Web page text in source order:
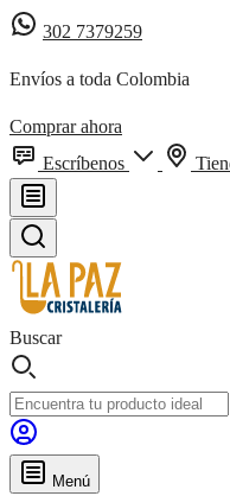
302 7379259
Envíos a toda Colombia
Comprar ahora
Escríbenos
Buscar
Menú